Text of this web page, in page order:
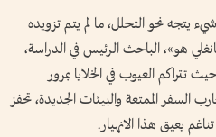
شيء يتجه نحو التحلل، ما لم يتم تزويده
هو»، الباحث الرئيس في الدراسة،
تتراكم العيوب في الخلايا بمرور
السفر الممتعة والبيئات الجديدة، تحفز
يعيق هذا الانهيار.